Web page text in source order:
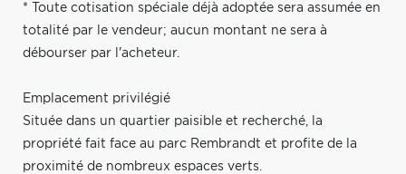
* Toute cotisation spéciale déjà adoptée sera assumée en
totalité par le vendeur; aucun montant ne sera à
débourser par l'acheteur.
Emplacement privilégié
Située dans un quartier paisible et recherché, la
propriété fait face au parc Rembrandt et profite de la
proximité de nombreux espaces verts.